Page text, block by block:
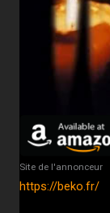
Site de l'annonceur
https://beko.fr/